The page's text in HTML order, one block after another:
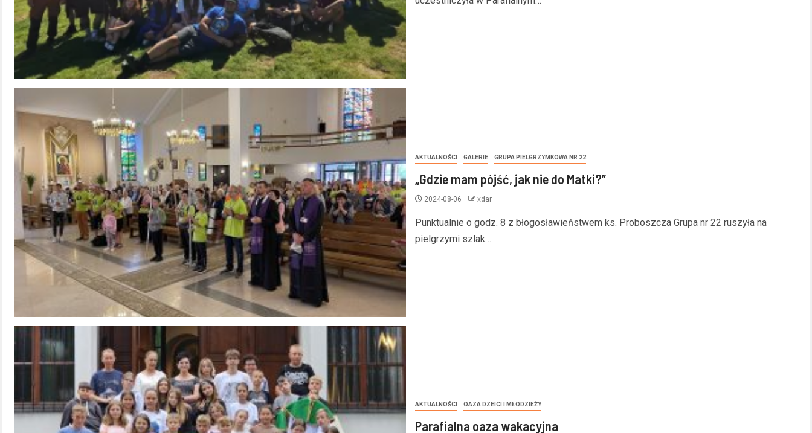
AKTUALNOŚCI GALERIE GRUPA PIELGRZYMKOWA NR 22
„Gdzie mam pójść, jak nie do Matki?”
2024-08-06 xdar
Punktualnie o godz. 8 z błogosławieństwem ks. Proboszcza Grupa nr 22 ruszyła na
pielgrzymi szlak…
AKTUALNOŚCI OAZA DZEICI I MŁODZIEŻY
Parafialna oaza wakacyjna